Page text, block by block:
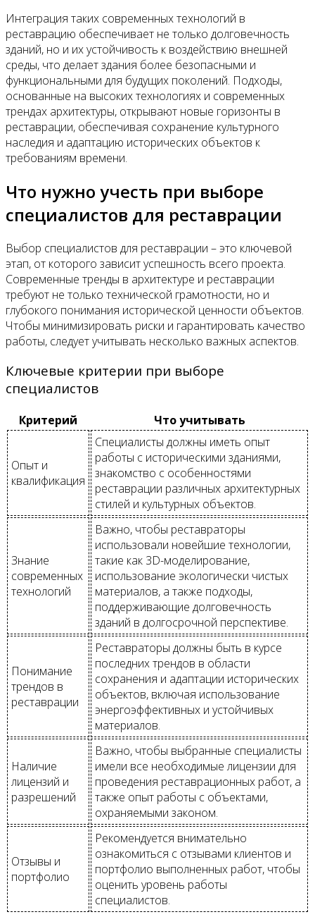
Интеграция таких современных технологий в
реставрацию обеспечивает не только долговечность
зданий, но и их устойчивость к воздействию внешней
среды, что делает здания более безопасными и
функциональными для будущих поколений. Подходы,
основанные на высоких технологиях и современных
трендах архитектуры, открывают новые горизонты в
реставрации, обеспечивая сохранение культурного
наследия и адаптацию исторических объектов к
требованиям времени.
Что нужно учесть при выборе
специалистов для реставрации
Выбор специалистов для реставрации – это ключевой
этап, от которого зависит успешность всего проекта.
Современные тренды в архитектуре и реставрации
требуют не только технической грамотности, но и
глубокого понимания исторической ценности объектов.
Чтобы минимизировать риски и гарантировать качество
работы, следует учитывать несколько важных аспектов.
Ключевые критерии при выборе
специалистов
Критерий Что учитывать
Опыт и
квалификация
Специалисты должны иметь опыт
работы с историческими зданиями,
знакомство с особенностями
реставрации различных архитектурных
стилей и культурных объектов.
Знание
современных
технологий
Важно, чтобы реставраторы
использовали новейшие технологии,
такие как 3D-моделирование,
использование экологически чистых
материалов, а также подходы,
поддерживающие долговечность
зданий в долгосрочной перспективе.
Понимание
трендов в
реставрации
Реставраторы должны быть в курсе
последних трендов в области
сохранения и адаптации исторических
объектов, включая использование
энергоэффективных и устойчивых
материалов.
Наличие
лицензий и
разрешений
Важно, чтобы выбранные специалисты
имели все необходимые лицензии для
проведения реставрационных работ, а
также опыт работы с объектами,
охраняемыми законом.
Отзывы и
портфолио
Рекомендуется внимательно
ознакомиться с отзывами клиентов и
портфолио выполненных работ, чтобы
оценить уровень работы
специалистов.